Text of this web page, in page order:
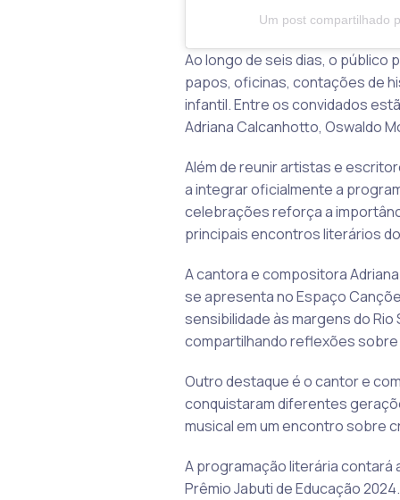
Um post compartilhado
Ao longo de seis dias, o
papos, oficinas, contações de
infantil. Entre os convidados
Adriana Calcanhotto, Oswaldo
Além de reunir artistas e
a integrar oficialmente a
celebrações reforça a
principais encontros literários
A cantora e compositora
se apresenta no Espaço
sensibilidade às margens do Rio
compartilhando reflexões
Outro destaque é o cantor e
conquistaram diferentes
musical em um encontro sobre
A programação literária contará
Prêmio Jabuti de Educação